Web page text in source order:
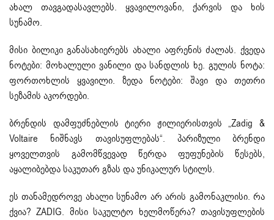
ახალ თავგადასავლებს. ყვავილოვანი, ქარვის და ხის
სუნამო.
მისი ბილიკი განასახიერებს ახალი აფრენის ძალას. ქვედა
ნოტები: მოხალული ვანილი და სანდლის ხე. გულის ნოტა:
ფორთოხლის ყვავილი. ზედა ნოტები: შავი და თეთრი
სეზამის აკორდები.
ბრენდის დამფუძნებლის ტიერი ჟილიერისთვის „Zadig &
Voltaire ნიშნავს თავისუფლებას“. პარიზული ბრენდი
ყოველთვის გამომწვევად წერდა ფუფუნების წესებს,
აყალიბებდა საკუთარ გზას და უნიკალურ სტილს.
ეს თანამედროვე ახალი სუნამო არ არის გამონაკლისი. რა
ქვია? ZADIG. მისი საკულტო ხელმოწერა? თავისუფლების